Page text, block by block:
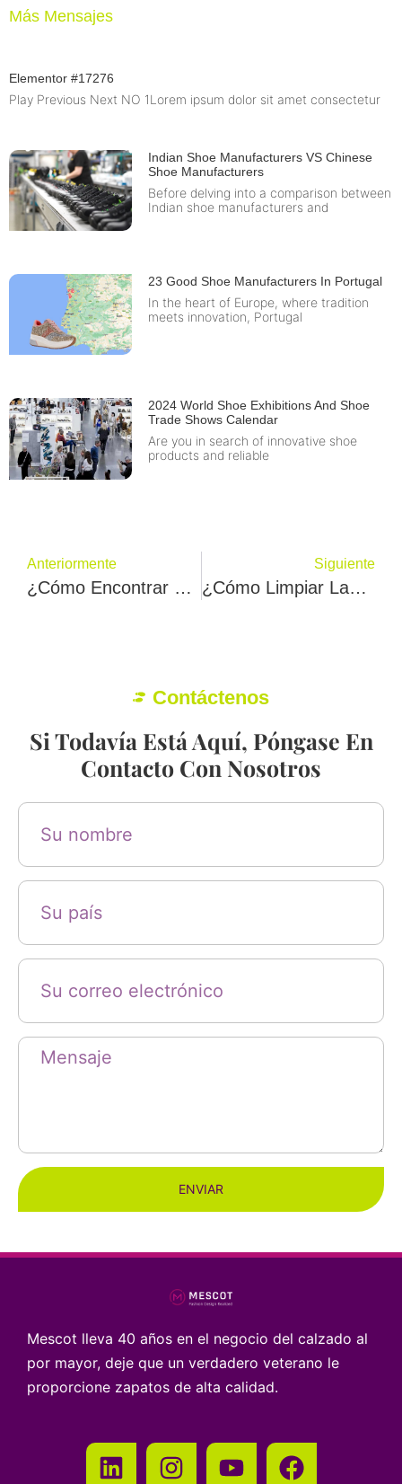
Más Mensajes
Elementor #17276
Play Previous Next NO 1Lorem ipsum dolor sit amet consectetur
Indian Shoe Manufacturers VS Chinese
Shoe Manufacturers
Before delving into a comparison between
Indian shoe manufacturers and
23 Good Shoe Manufacturers In Portugal
In the heart of Europe, where tradition
meets innovation, Portugal
2024 World Shoe Exhibitions And Shoe
Trade Shows Calendar
Are you in search of innovative shoe
products and reliable
Anteriormente
¿Cómo Encontrar Un Fabricante De Zapatos En Australia? Fipa Tepk Le Dice 8 Pasos
Siguiente
¿Cómo Limpiar Las Zapatillas UGG? Emap Kaei Le Da Los 8 Mejores Pasos
Contáctenos
Si Todavía Está Aquí, Póngase En
Contacto Con Nosotros
ENVIAR
Mescot lleva 40 años en el negocio del calzado al
por mayor, deje que un verdadero veterano le
proporcione zapatos de alta calidad.